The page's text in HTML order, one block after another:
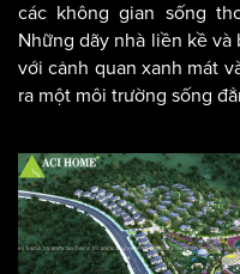
các không gian sống
Những dãy nhà liền kề
với cảnh quan xanh mát
ra một môi trường sống